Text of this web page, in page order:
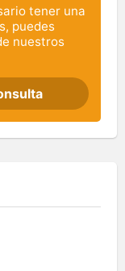
tener una
puedes
nuestros